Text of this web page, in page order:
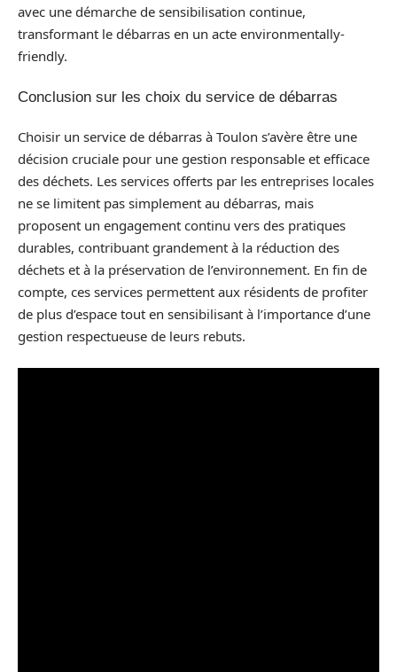
avec une démarche de sensibilisation continue,
transformant le débarras en un acte environmentally-
friendly.
Conclusion sur les choix du service de débarras
Choisir un service de débarras à Toulon s’avère être une
décision cruciale pour une gestion responsable et efficace
des déchets. Les services offerts par les entreprises locales
ne se limitent pas simplement au débarras, mais
proposent un engagement continu vers des pratiques
durables, contribuant grandement à la réduction des
déchets et à la préservation de l’environnement. En fin de
compte, ces services permettent aux résidents de profiter
de plus d’espace tout en sensibilisant à l’importance d’une
gestion respectueuse de leurs rebuts.